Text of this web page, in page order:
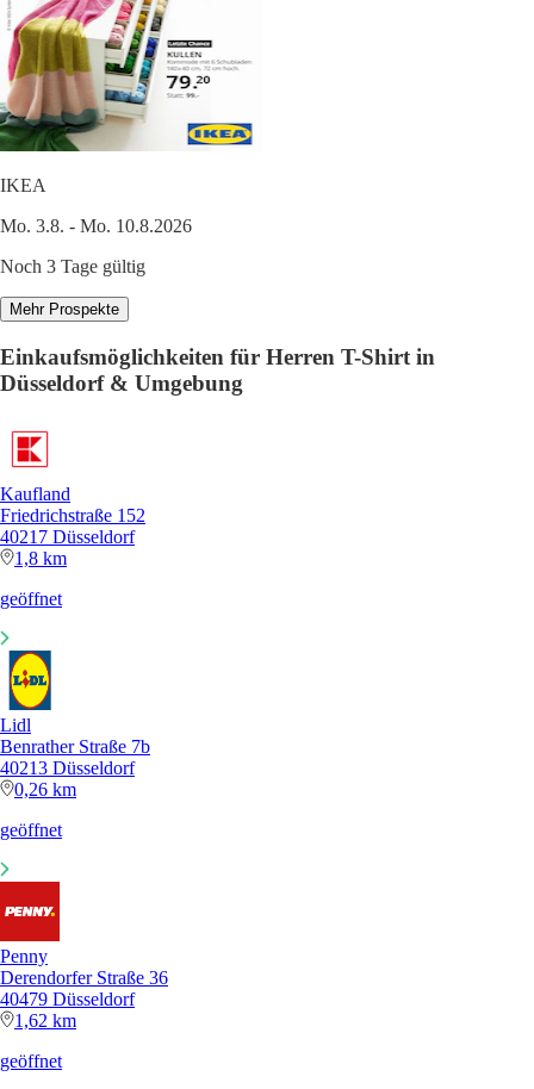
IKEA
Mo. 3.8. - Mo. 10.8.2026
Noch 3 Tage gültig
Mehr Prospekte
Einkaufsmöglichkeiten für Herren T-Shirt in
Düsseldorf & Umgebung
Kaufland
Friedrichstraße 152
40217 Düsseldorf
1,8 km
geöffnet
Lidl
Benrather Straße 7b
40213 Düsseldorf
0,26 km
geöffnet
Penny
Derendorfer Straße 36
40479 Düsseldorf
1,62 km
geöffnet